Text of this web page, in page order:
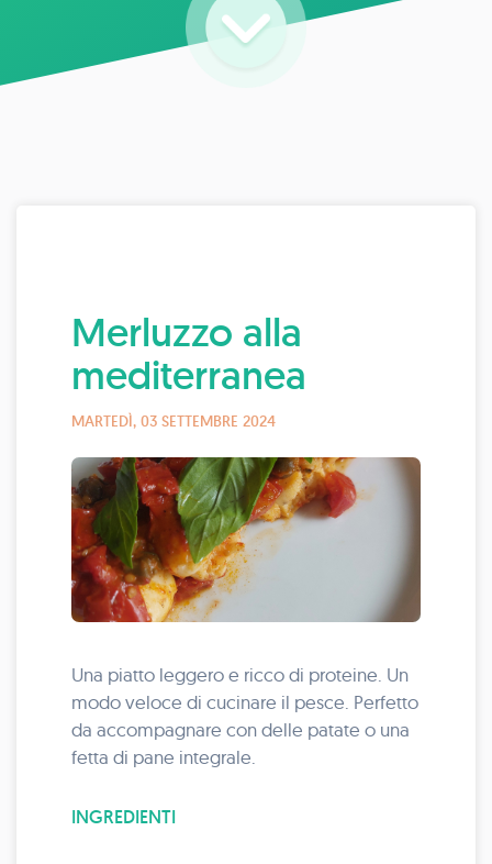
Merluzzo alla
mediterranea
MARTEDÌ, 03 SETTEMBRE 2024
Una piatto leggero e ricco di proteine. Un
modo veloce di cucinare il pesce. Perfetto
da accompagnare con delle patate o una
fetta di pane integrale.
INGREDIENTI